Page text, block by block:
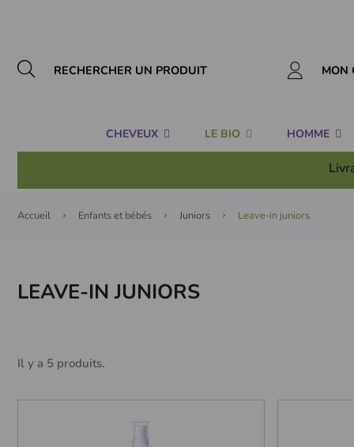
MON
CHEVEUX LE BIO HOMME
Accueil Enfants et bébés Juniors Leave-in juniors
LEAVE-IN JUNIORS
Il y a 5 produits.